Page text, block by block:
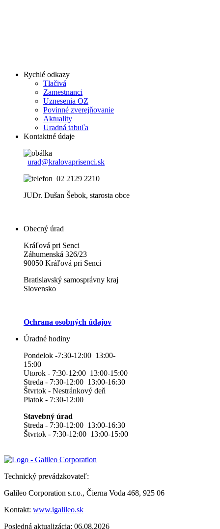
Rychlé odkazy
Tlačivá
Zamestnanci
Uznesenia OZ
Povinné zverejňovanie
Aktuality
Uradná tabuľa
Kontaktné údaje
urad@kralovaprisenci.sk
02 2129 2210
JUDr. Dušan Šebok, starosta obce
Obecný úrad
Kráľová pri Senci
Záhumenská 326/23
90050 Kráľová pri Senci
Bratislavský samosprávny kraj
Slovensko
Ochrana osobných údajov
Úradné hodiny
Pondelok -7:30-12:00 13:00-
15:00
Utorok - 7:30-12:00 13:00-15:00
Streda - 7:30-12:00 13:00-16:30
Štvrtok - Nestránkový deň
Piatok - 7:30-12:00
Stavebný úrad
Streda - 7:30-12:00 13:00-16:30
Štvrtok - 7:30-12:00 13:00-15:00
Technický prevádzkovateľ:
Galileo Corporation s.r.o., Čierna Voda 468, 925 06
Kontakt: www.igalileo.sk
Posledná aktualizácia: 06.08.2026